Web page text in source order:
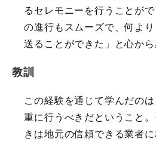
るセレモニーを行うことが
の進行もスムーズで、何よ
送ることができた」と心から
教訓
この経験を通じて学んだの
重に行うべきだということ
きは地元の信頼できる業者